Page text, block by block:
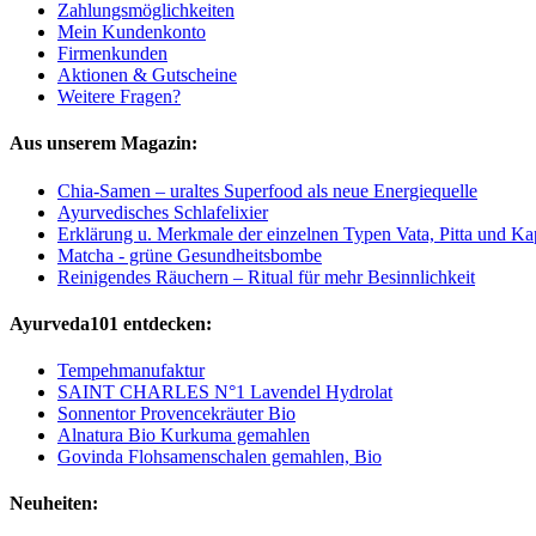
Zahlungsmöglichkeiten
Mein Kundenkonto
Firmenkunden
Aktionen & Gutscheine
Weitere Fragen?
Aus unserem Magazin:
Chia-Samen – uraltes Superfood als neue Energiequelle
Ayurvedisches Schlafelixier
Erklärung u. Merkmale der einzelnen Typen Vata, Pitta und
Matcha - grüne Gesundheitsbombe
Reinigendes Räuchern – Ritual für mehr Besinnlichkeit
Ayurveda101 entdecken:
Tempehmanufaktur
SAINT CHARLES N°1 Lavendel Hydrolat
Sonnentor Provencekräuter Bio
Alnatura Bio Kurkuma gemahlen
Govinda Flohsamenschalen gemahlen, Bio
Neuheiten: